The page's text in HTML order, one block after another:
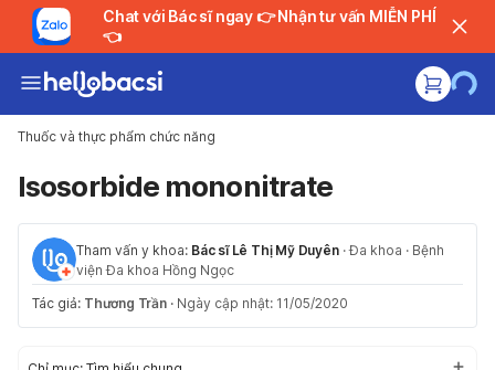
Chat với Bác sĩ ngay 👉 Nhận tư vấn MIỄN PHÍ
👈
Thuốc và thực phẩm chức năng
Isosorbide mononitrate
Tham vấn y khoa: Bác sĩ Lê Thị Mỹ Duyên ·Đa khoa · Bệnh
viện Đa khoa Hồng Ngọc
Tác giả: Thương Trần · Ngày cập nhật: 11/05/2020